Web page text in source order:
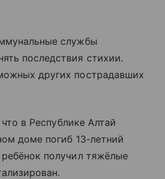
службы
последствия стихии.
других пострадавших
в Республике Алтай
доме погиб 13-летний
получил тяжёлые